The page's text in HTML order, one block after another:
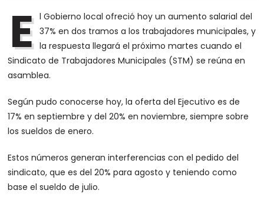
E l Gobierno local ofreció hoy un aumento salarial del
37% en dos tramos a los trabajadores municipales, y
la respuesta llegará el próximo martes cuando el
Sindicato de Trabajadores Municipales (STM) se reúna en
asamblea.
Según pudo conocerse hoy, la oferta del Ejecutivo es de
17% en septiembre y del 20% en noviembre, siempre sobre
los sueldos de enero.
Estos números generan interferencias con el pedido del
sindicato, que es del 20% para agosto y teniendo como
base el sueldo de julio.